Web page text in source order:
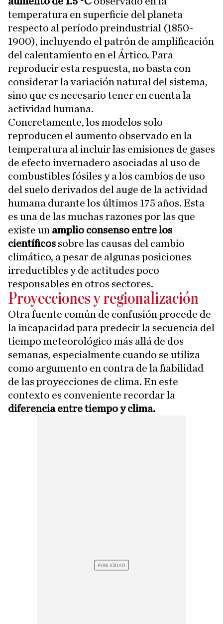
temperatura en superficie del planeta
respecto al período preindustrial (1850-
1900), incluyendo el patrón de amplificación
del calentamiento en el Ártico. Para
reproducir esta respuesta, no basta con
considerar la variación natural del sistema,
sino que es necesario tener en cuenta la
actividad humana.
Concretamente, los modelos solo
reproducen el aumento observado en la
temperatura al incluir las emisiones de gases
de efecto invernadero asociadas al uso de
combustibles fósiles y a los cambios de uso
del suelo derivados del auge de la actividad
humana durante los últimos 175 años. Esta
es una de las muchas razones por las que
existe un amplio consenso entre los
científicos sobre las causas del cambio
climático, a pesar de algunas posiciones
irreductibles y de actitudes poco
responsables en otros sectores.
Proyecciones y regionalización
Otra fuente común de confusión procede de
la incapacidad para predecir la secuencia del
tiempo meteorológico más allá de dos
semanas, especialmente cuando se utiliza
como argumento en contra de la fiabilidad
de las proyecciones de clima. En este
contexto es conveniente recordar la
diferencia entre tiempo y clima.